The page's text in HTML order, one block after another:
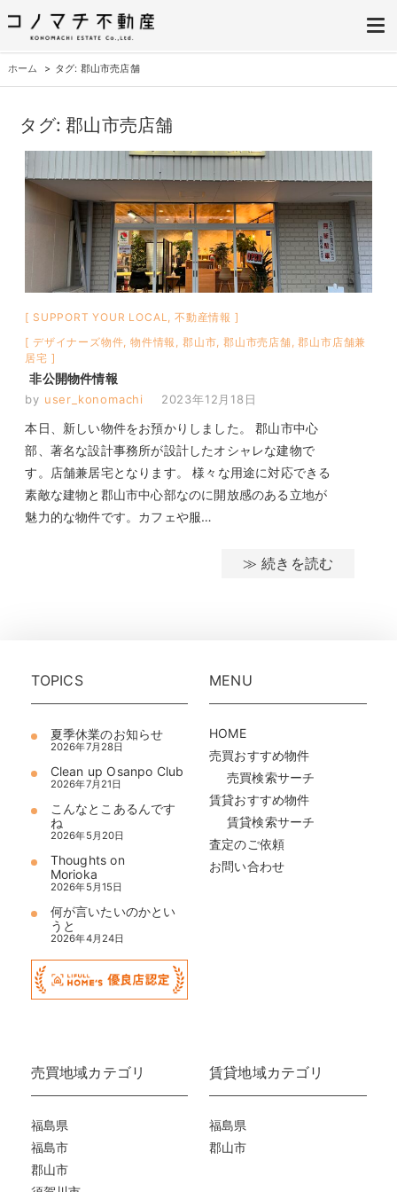
株式会社コノマチ不動産
空き家を開き家へ。不動産・空き家の売却、ご相談はコノマチ不動産へ
ホーム
タグ: 郡山市売店舗
タグ:郡山市売店舗
SUPPORT YOUR LOCAL ,不動産情報
デザイナーズ物件 ,物件情報 郡山市 郡山市売店舗 ,郡山市店舗兼
居宅
非公開物件情報
by user_konomachi 2023年12月18日
本日、新しい物件をお預かりしました。 郡山市中心
部、著名な設計事務所が設計したオシャレな建物で
す。店舗兼居宅となります。 様々な用途に対応できる
素敵な建物と郡山市中心部なのに開放感のある立地が
魅力的な物件です。カフェや服…
≫ 続きを読む
TOPICS
夏季休業のお知らせ
2026年7月28日
Clean up Osanpo Club
2026年7月21日
こんなとこあるんです
ね
2026年5月20日
Thoughts on
Morioka
2026年5月15日
何が言いたいのかとい
うと
2026年4月24日
MENU
HOME
売買おすすめ物件
売買検索サーチ
賃貸おすすめ物件
賃貸検索サーチ
査定のご依頼
お問い合わせ
売買地域カテゴリ
福島県
福島市
郡山市
賃貸地域カテゴリ
福島県
郡山市